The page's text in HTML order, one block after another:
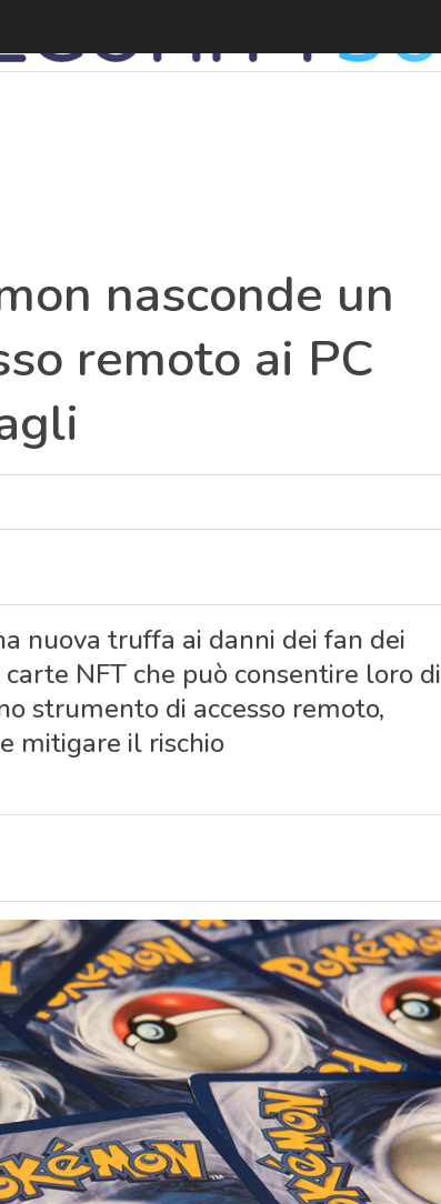
nasconde un
remoto ai PC
nuova truffa ai danni dei fan dei
NFT che può consentire loro di
strumento di accesso remoto,
mitigare il rischio